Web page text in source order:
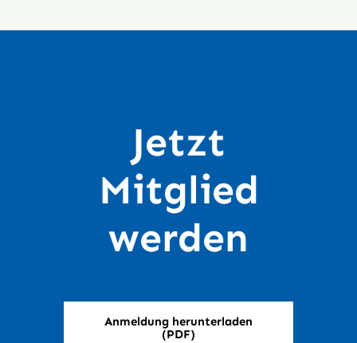
Jetzt
Mitglied
werden
Anmeldung herunterladen
(PDF)